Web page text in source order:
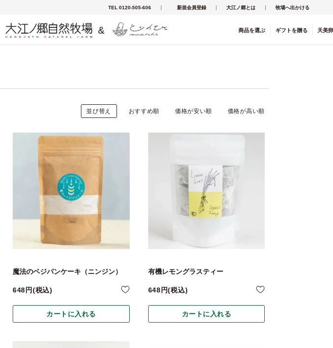
TEL 0120-505-606 新規会員登録 大江ノ郷とは 牧場へ出かける
& 商品を選ぶ ギフト を贈る 天美
並び替え おすすめ順 価格が安い順 価格が高い順
魔法のベジパンケーキ（ニンジン）
648 税込
カートに入れる
有機レモングラスティー
648 税込
カートに入れる